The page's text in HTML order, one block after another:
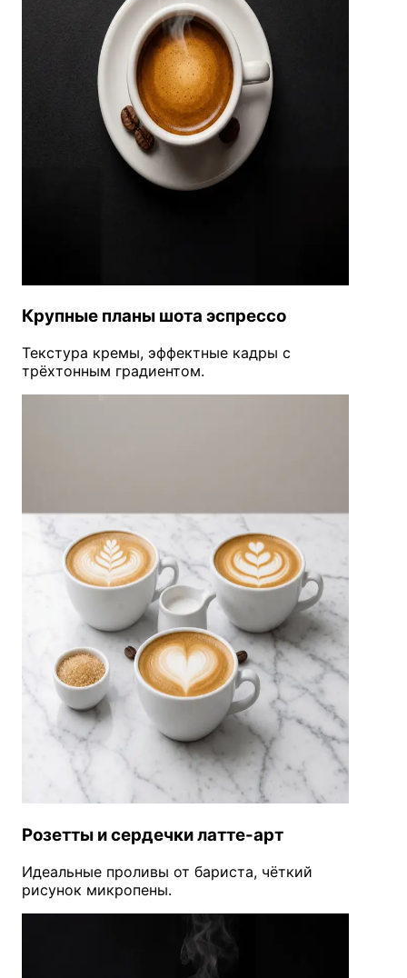
Крупные планы шота эспрессо
Текстура кремы, эффектные кадры с
трёхтонным градиентом.
Розетты и сердечки латте-арт
Идеальные проливы от бариста, чёткий
рисунок микропены.